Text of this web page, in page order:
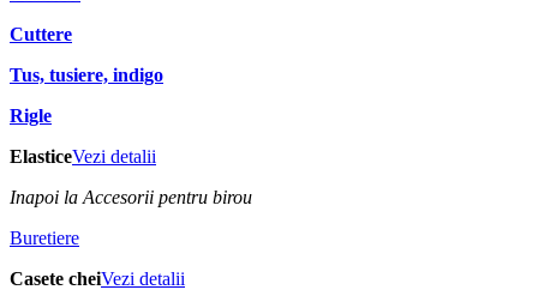
Cuttere
Tus, tusiere, indigo
Rigle
ElasticeVezi detalii
Inapoi la Accesorii pentru birou
Buretiere
Casete cheiVezi detalii